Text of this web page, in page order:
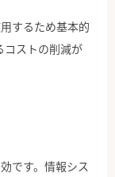
するため基本的
コストの削減が
です。情報シス